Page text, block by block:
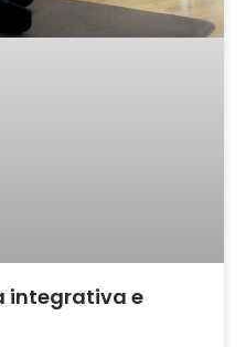
integrativa e